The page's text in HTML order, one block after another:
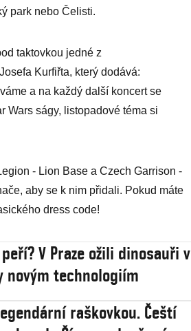
park nebo Čelisti.
taktovkou jedné z
Kurfiřta, který dodává:
a na každý další koncert se
Wars ságy, listopadové téma si
- Lion Base a Czech Garrison -
aby se k nim přidali. Pokud máte
dress code!
V Praze ožili dinosauři v
novým technologiím
raškovkou. Čeští